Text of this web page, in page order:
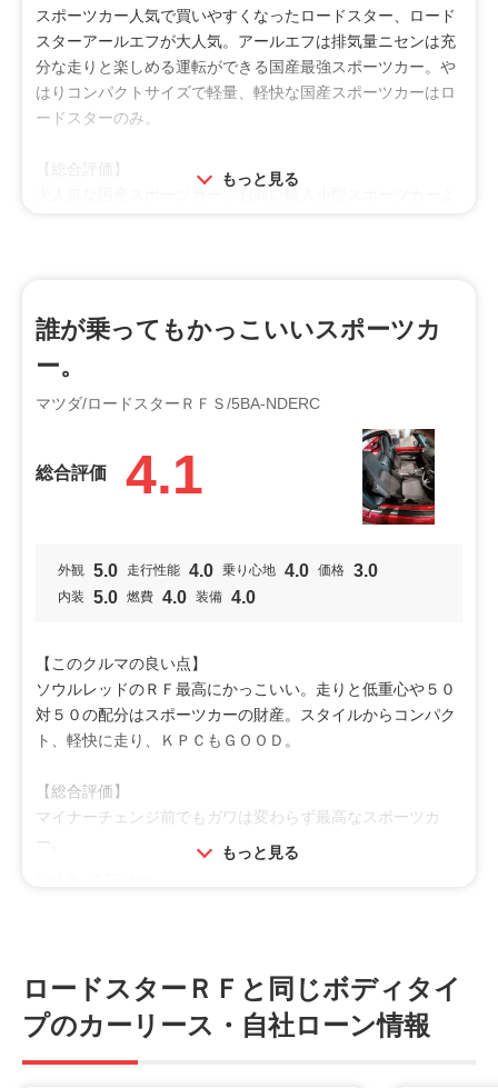
スポーツカー人気で買いやすくなったロードスター、ロード
スターアールエフが大人気。アールエフは排気量ニセンは充
分な走りと楽しめる運転ができる国産最強スポーツカー。や
はりコンパクトサイズで軽量、軽快な国産スポーツカーはロ
ードスターのみ。
【総合評価】
利用シーン
ドライブ
男性向け
安全装備 操作性
もっと見る
誰が乗ってもかっこいいスポーツカ
ー。
マツダ/ロードスターＲＦＳ/5BA-NDERC
総合評価 4.1
外観 5.0 走行性能 4.0 乗り心地 4.0 価格 3.0
内装 5.0 燃費 4.0 装備 4.0
【このクルマの良い点】
ソウルレッドのＲＦ最高にかっこいい。走りと低重心や５０
対５０の配分はスポーツカーの財産。スタイルからコンパク
ト、軽快に走り、ＫＰＣもＧＯＯＤ。
【総合評価】
マイナーチェンジ前でもガワは変わらず最高なスポーツカ
オススメ
もっと見る
ロードスターＲＦと同じボディタイ
プのカーリース・自社ローン情報